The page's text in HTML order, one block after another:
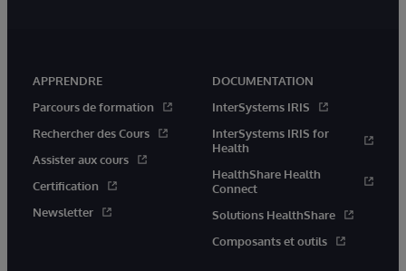
APPRENDRE
Parcours de formation
Rechercher des Cours
Assister aux cours
Certification
Newsletter
DOCUMENTATION
InterSystems IRIS
InterSystems IRIS for
Health
HealthShare Health
Connect
Solutions HealthShare
Composants et outils